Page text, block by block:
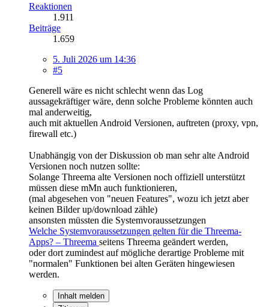
Reaktionen
1.911
Beiträge
1.659
5. Juli 2026 um 14:36
#5
Generell wäre es nicht schlecht wenn das Log
aussagekräftiger wäre, denn solche Probleme könnten auch
mal anderweitig,
auch mit aktuellen Android Versionen, auftreten (proxy, vpn,
firewall etc.)
Unabhängig von der Diskussion ob man sehr alte Android
Versionen noch nutzen sollte:
Solange Threema alte Versionen noch offiziell unterstützt
müssen diese mMn auch funktionieren,
(mal abgesehen von "neuen Features", wozu ich jetzt aber
keinen Bilder up/download zähle)
ansonsten müssten die Systemvoraussetzungen
Welche Systemvoraussetzungen gelten für die Threema-
Apps? – Threema seitens Threema geändert werden,
oder dort zumindest auf mögliche derartige Probleme mit
"normalen" Funktionen bei alten Geräten hingewiesen
werden.
Inhalt melden